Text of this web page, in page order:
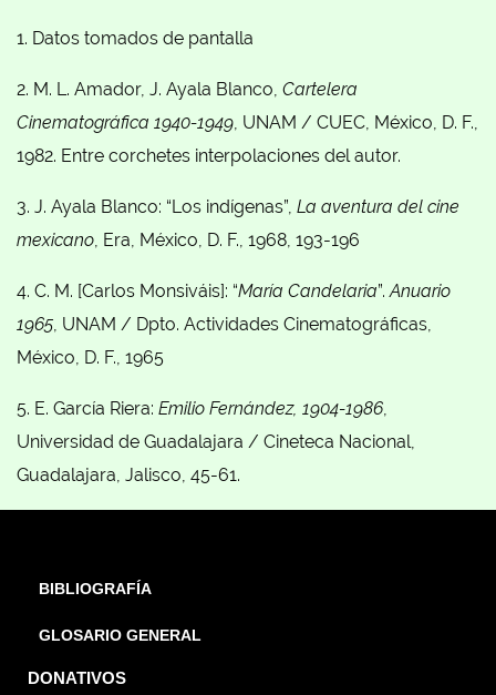
1. Datos tomados de pantalla
2. M. L. Amador, J. Ayala Blanco, Cartelera
Cinematográfica 1940-1949, UNAM / CUEC, México, D. F.,
1982. Entre corchetes interpolaciones del autor.
3. J. Ayala Blanco: “Los indígenas”, La aventura del cine
mexicano, Era, México, D. F., 1968, 193-196
4. C. M. [Carlos Monsiváis]: “María Candelaria”.Anuario
1965, UNAM / Dpto. Actividades Cinematográficas,
México, D. F., 1965
5. E. García Riera: Emilio Fernández, 1904-1986,
Universidad de Guadalajara / Cineteca Nacional,
Guadalajara, Jalisco, 45-61.
BIBLIOGRAFÍA
GLOSARIO GENERAL
DONATIVOS